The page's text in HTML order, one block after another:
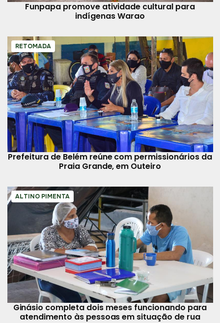
Funpapa promove atividade cultural para
indígenas Warao
RETOMADA
Prefeitura de Belém reúne com permissionários da
Praia Grande, em Outeiro
ALTINO PIMENTA
Ginásio completa dois meses funcionando para
atendimento às pessoas em situação de rua